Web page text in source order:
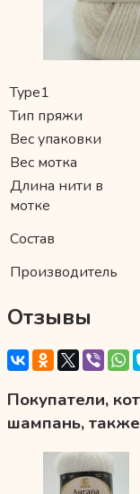
Type1
Тип пряжи
Вес упаковки
Вес мотка
Длина нити в
мотке
Состав
Производитель
Отзывы
Покупатели,
шампань,